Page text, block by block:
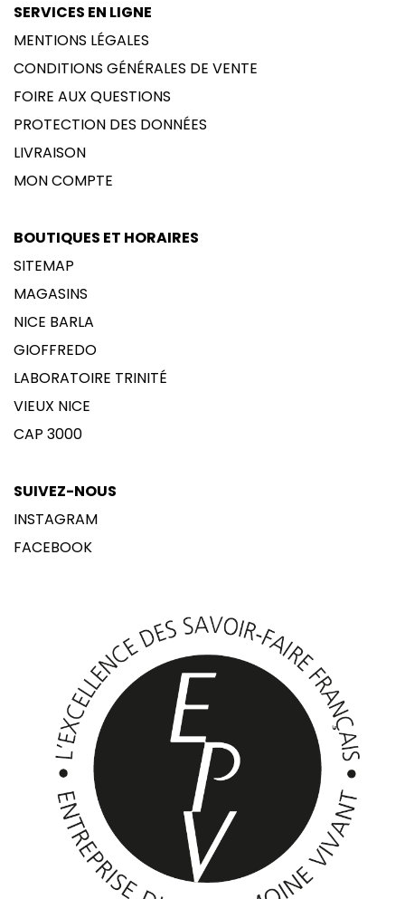
SERVICES EN LIGNE
MENTIONS LÉGALES
CONDITIONS GÉNÉRALES DE VENTE
FOIRE AUX QUESTIONS
PROTECTION DES DONNÉES
LIVRAISON
MON COMPTE
BOUTIQUES ET HORAIRES
SITEMAP
MAGASINS
NICE BARLA
GIOFFREDO
LABORATOIRE TRINITÉ
VIEUX NICE
CAP 3000
SUIVEZ-NOUS
INSTAGRAM
FACEBOOK